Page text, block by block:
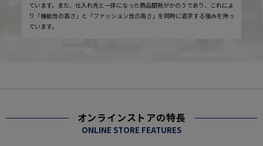
ています。また、仕入れ先と一体になった商品開発がかのうであり、これによ
り「機能性の高さ」と「ファッション性の高さ」を同時に追求する強みを持っ
ています。
オンラインストアの特長
ONLINE STORE FEATURES